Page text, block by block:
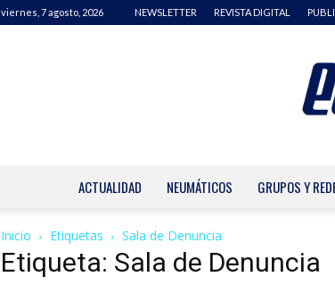
viernes, 7 agosto, 2026 NEWSLETTER REVISTA DIGITAL
ACTUALIDAD NEUMÁTICOS GRUPOS Y
Inicio Etiquetas Sala de Denuncia
Etiqueta: Sala de Denuncia